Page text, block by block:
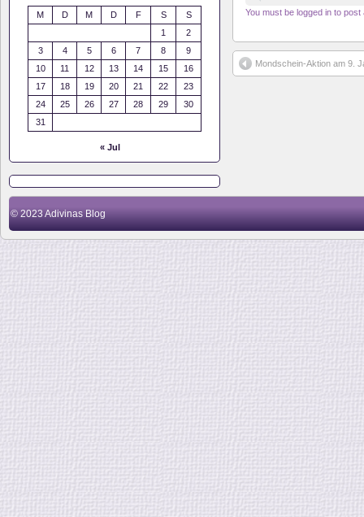
You must be logged in to post
Mondschein-Aktion am 9.
M D M D F S
S
1
2
3
4 5 6 7 8
9
10
11 12 13 14 15
16
17
18 19 20 21 22
23
24
25 26 27 28 29
30
31
« Jul
© 2023Adivinas Blog